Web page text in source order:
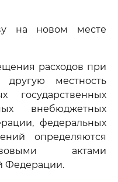
на новом месте
расходов при
местность
государственных
внебюджетных
федеральных
определяются
актами
Федерации.